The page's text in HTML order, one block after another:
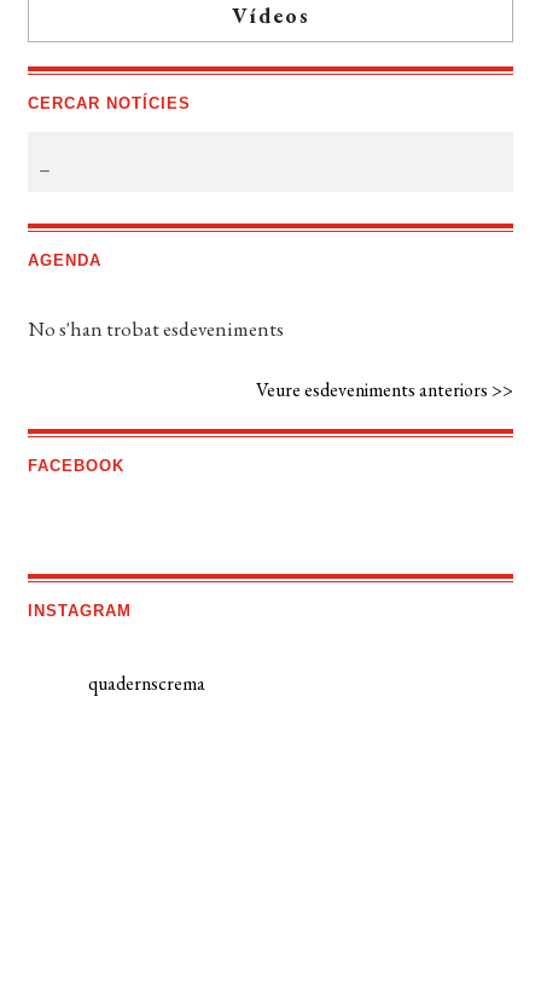
Vídeos
CERCAR NOTÍCIES
AGENDA
No s'han trobat esdeveniments
Veure esdeveniments anteriors >>
FACEBOOK
INSTAGRAM
quadernscrema